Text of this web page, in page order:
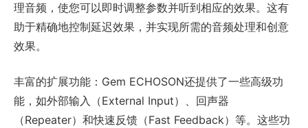
理音频，使您可以即时调整参数并听到相应的效果。这有
助于精确地控制延迟效果，并实现所需的音频处理和创意
效果。
丰富的扩展功能：Gem ECHOSON还提供了一些高级功
能，如外部输入（External Input）、回声器
（Repeater）和快速反馈（Fast Feedback）等。这些功